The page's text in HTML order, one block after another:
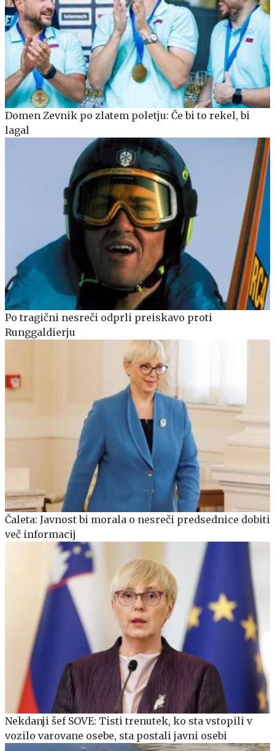
Domen Zevnik po zlatem poletju: Če bi to rekel, bi
lagal
Po tragični nesreči odprli preiskavo proti
Runggaldierju
Čaleta: Javnost bi morala o nesreči predsednice dobiti
več informacij
Nekdanji šef SOVE: Tisti trenutek, ko sta vstopili v
vozilo varovane osebe, sta postali javni osebi